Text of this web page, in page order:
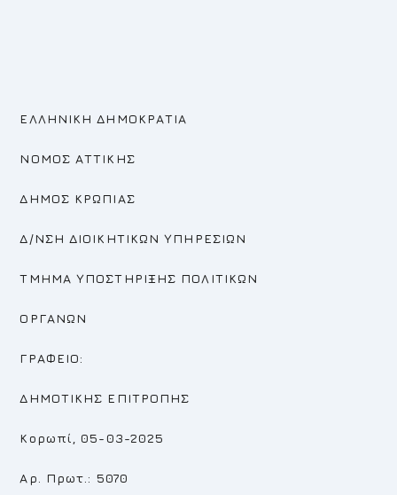
ΕΛΛΗΝΙΚΗ ΔΗΜΟΚΡΑΤΙΑ
ΝΟΜΟΣ ΑΤΤΙΚΗΣ
ΔΗΜΟΣ ΚΡΩΠΙΑΣ
Δ/ΝΣΗ ΔΙΟΙΚΗΤΙΚΩΝ ΥΠΗΡΕΣΙΩΝ
ΤΜΗΜΑ ΥΠΟΣΤΗΡΙΞΗΣ ΠΟΛΙΤΙΚΩΝ
ΟΡΓΑΝΩΝ
ΓΡΑΦΕΙΟ:
ΔΗΜΟΤΙΚΗΣ ΕΠΙΤΡΟΠΗΣ
Κορωπί, 05-03-2025
Αρ. Πρωτ.: 5070